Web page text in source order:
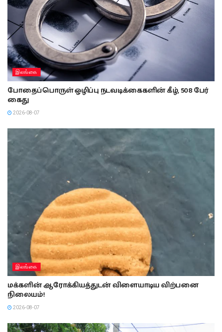
இலங்கை
போதைப்பொருள் ஒழிப்பு நடவடிக்கைகளின் கீழ், 508 பேர்
கைது
2026-08-07
இலங்கை
மக்களின் ஆரோக்கியத்துடன் விளையாடிய விற்பனை
நிலையம்!
2026-08-07